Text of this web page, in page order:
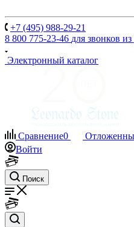
+7 (495) 988-29-21
8 800 775-23-46 для звонков
Электронный каталог
Сравнение0
Войти
Поиск